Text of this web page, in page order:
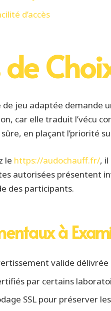
d’accès
de jeu adaptée
car elle traduit l’vécu
en plaçant l’priorité
le https://audochauff.fr/,
autorisées présentent
des participants.
à
valide
par certains
SSL pour préserver